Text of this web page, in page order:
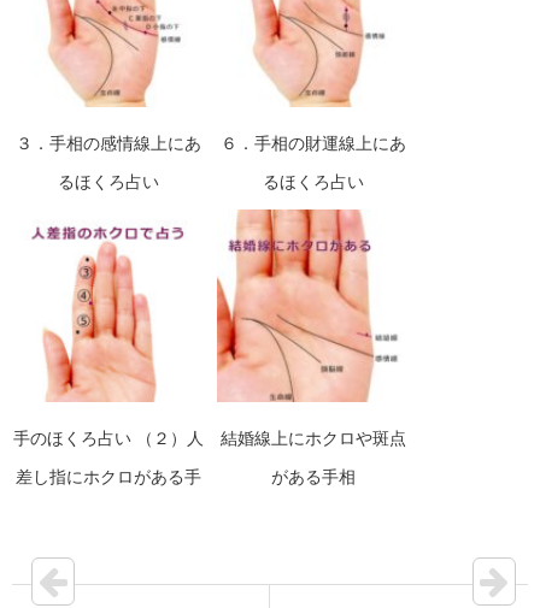
３．手相の感情線上にあ
るほくろ占い
６．手相の財運線上にあ
るほくろ占い
手のほくろ占い （２）人
差し指にホクロがある手
結婚線上にホクロや斑点
がある手相